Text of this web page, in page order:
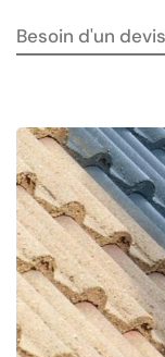
Besoin d'un